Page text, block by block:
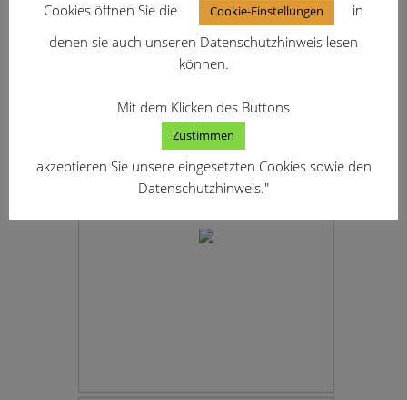
Cookies öffnen Sie die
Cookie-Einstellungen
in
denen sie auch unseren Datenschutzhinweis lesen
können.
Mit dem Klicken des Buttons
Zustimmen
akzeptieren Sie unsere eingesetzten Cookies sowie den
Datenschutzhinweis."